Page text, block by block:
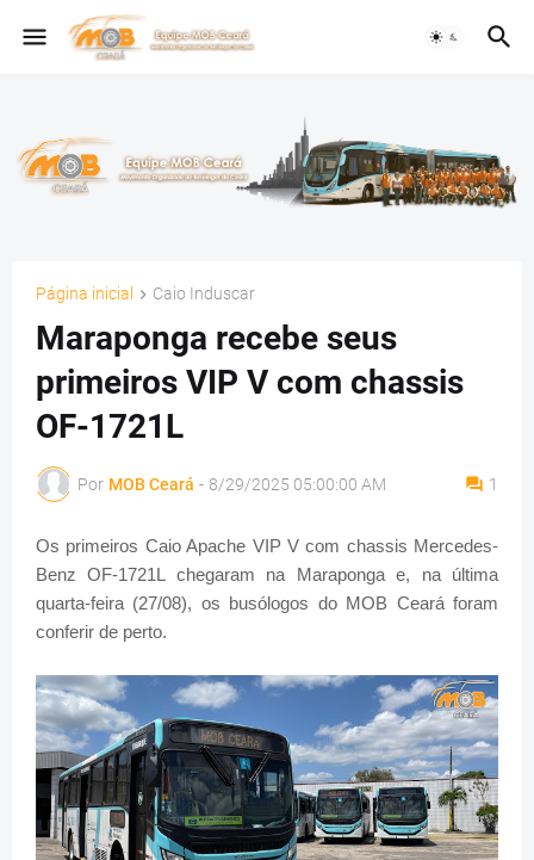
Página inicial Caio Induscar
Maraponga recebe seus
primeiros VIP V com chassis
OF-1721L
Por MOB Ceará - 8/29/2025 05:00:00 AM 1
Os primeiros Caio Apache VIP V com chassis Mercedes-
Benz OF-1721L chegaram na Maraponga e, na última
quarta-feira (27/08), os busólogos do MOB Ceará foram
conferir de perto.